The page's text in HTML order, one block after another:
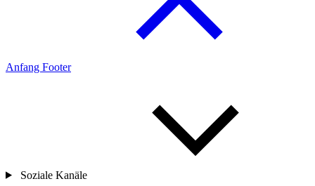
Anfang Footer
Soziale Kanäle